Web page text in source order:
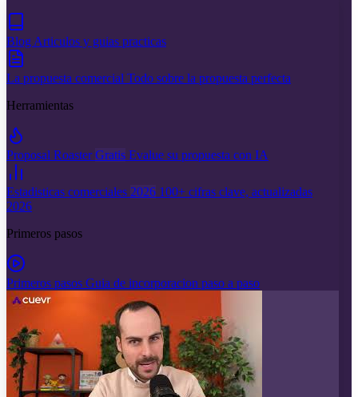
Blog Articulos y guias practicas
La propuesta comercial Todo sobre la propuesta perfecta
Herramientas
Proposal RoasterGratis Evalue su propuesta con IA
Estadisticas comerciales 2026 100+ cifras clave, actualizadas
2026
Primeros pasos
Primeros pasos Guia de incorporacion paso a paso